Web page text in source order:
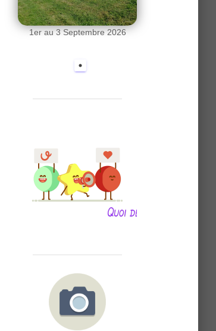
1er au 3 Septembre 2026